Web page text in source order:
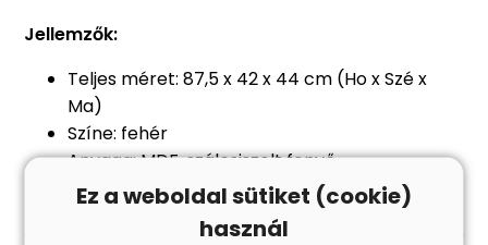
Jellemzők:
Teljes méret: 87,5 x 42 x 44 cm (Ho x Szé x
Ma)
Színe: fehér
Anyaga: MDF, szálcsiszolt fenyő
Ez a weboldal sütiket (cookie)
használ